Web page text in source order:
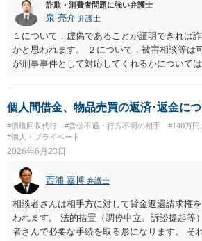
効果的な場合があります（商売によってはそ
る場合もありますし、そうでなくても、執行
になります）。もちろん、弁護士費用や各種
は1回あたり5,000～6,000円程度かかります）
れの懸念はありますので、最終的にどこまで
いただいた方がよいかと思います。
詐欺・消費者問題に強い弁護士
泉 亮介 弁護士
１について，虚偽であることが証明できれば
かと思われます。 ２について，被害相談等は
が刑事事件として対応してくれるかについて
す。 ３について，相手と連絡が取れるのであ
連絡等から交渉をすることtなるかと思われま
を想定されている場合，裁判をする場合だと
ら全額回収できたとしてもご自身の経済的な
ます。 ４について，実際の内容次第ですが，
住んで居る場所が判明しないと送付は出来な
については，住民票上の住所へ住んでいない
公示送達という方法により訴訟提起すること
て，プライバシー権侵害や名誉権侵害として
るきっかけとなりかねないため，避けたほう
個人間借金、物品売買の返済･返金に
#債権回収代行 #音信不通・行方不明の相手 #140万円
#個人・プライベート
2026年6月23日
西浦 嘉博 弁護士
相談者さんは相手方に対して貸金返還請求権
われます。 法的措置（調停申立、訴訟提起等
者さんで必要な手続を取る形になります。 そ